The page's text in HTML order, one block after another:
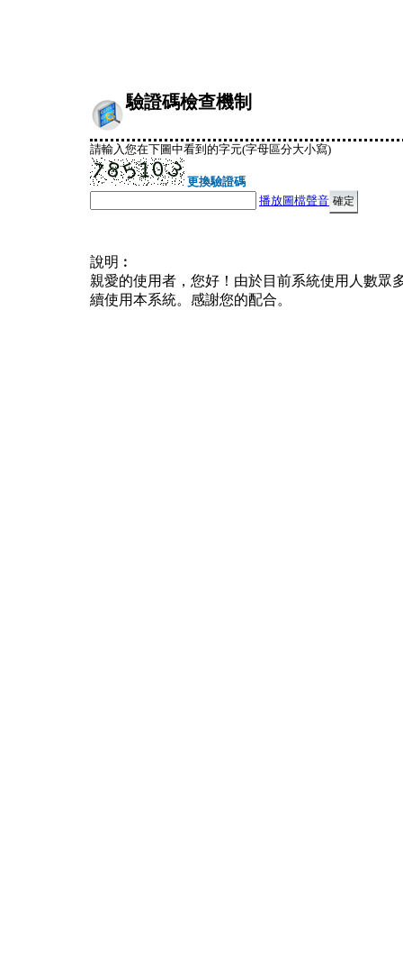
驗證碼檢查機制
請輸入您在下圖中看到的字元(字母區分大小寫)
更換驗證碼
播放圖檔聲音
說明︰
親愛的使用者，您好！由於目前系統使用人數眾
續使用本系統。感謝您的配合。